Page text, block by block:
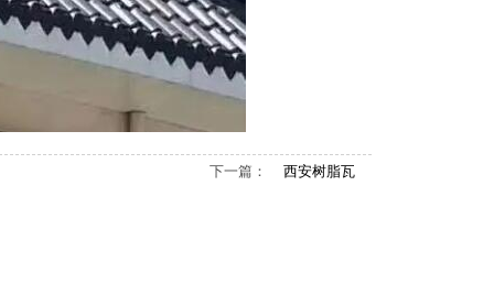
下一篇： 西安树脂瓦